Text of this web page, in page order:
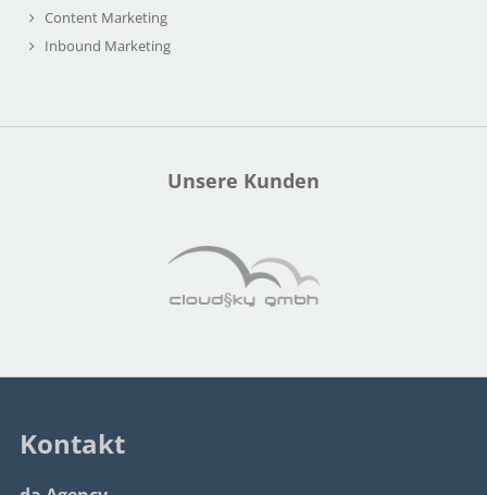
Content Marketing
Inbound Marketing
Unsere Kunden
Kontakt